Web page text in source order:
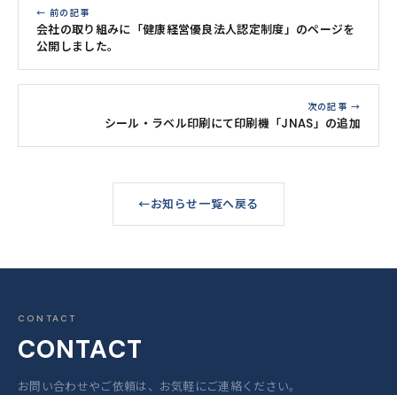
← 前の記事
会社の取り組みに「健康経営優良法人認定制度」のページを
公開しました。
次の記事 →
シール・ラベル印刷にて印刷機「JNAS」の追加
お知らせ一覧へ戻る
CONTACT
CONTACT
お問い合わせやご依頼は、お気軽にご連絡ください。